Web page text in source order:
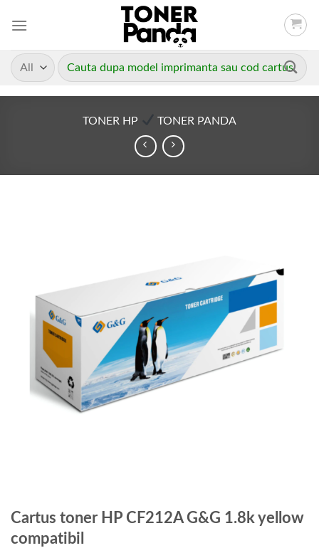
Caută
după:
TONER HP TONER PANDA
Cartus toner HP CF212A G&G 1.8k yellow
compatibil